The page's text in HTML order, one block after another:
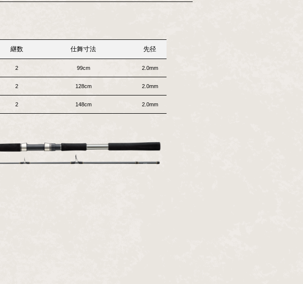
継数 仕舞寸法 先径
2 99cm 2.0mm
2 128cm 2.0mm
2 148cm 2.0mm